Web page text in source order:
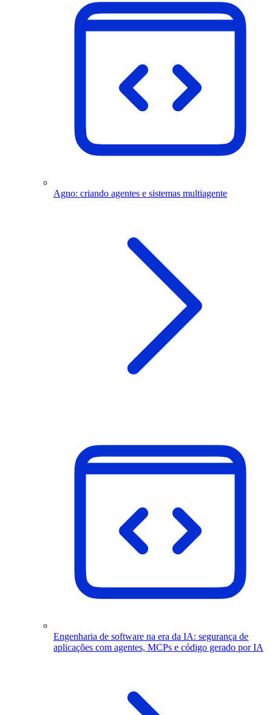
Agno: criando agentes e sistemas multiagente
Engenharia de software na era da IA: segurança de
aplicações com agentes, MCPs e código gerado por IA